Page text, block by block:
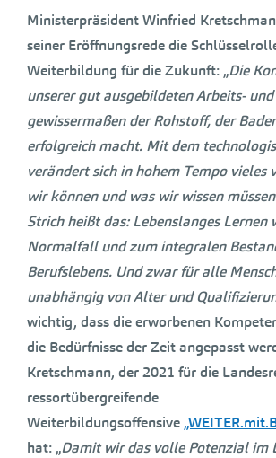
Ministerpräsident Winfried
seiner Eröffnungsrede die
Weiterbildung für die Zukunft: „Die
unserer gut ausgebildeten Arbeits-
gewissermaßen der Rohstoff, der
erfolgreich macht. Mit dem
verändert sich in hohem Tempo vieles
wir können und was wir wissen
Strich heißt das: Lebenslanges Lernen
Normalfall und zum integralen
Berufslebens. Und zwar für alle
unabhängig von Alter und
wichtig, dass die erworbenen
die Bedürfnisse der Zeit angepasst
Kretschmann, der 2021 für die
ressortübergreifende
Weiterbildungsoffensive
hat: „Damit wir das volle Potenzial im